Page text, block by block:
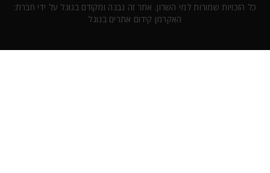
כל הזכויות שמורות למי השרון. אתר זה נבנה ומקודם בגוגל על ידי חברת:
האקרמן קידום אתרים בגוגל